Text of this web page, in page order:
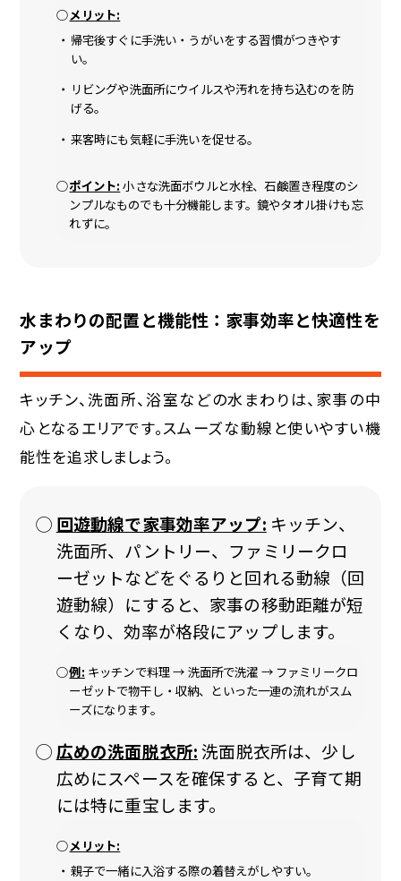
メリット:
帰宅後すぐに手洗い・うがいをする習慣がつきやす
い。
リビングや洗面所にウイルスや汚れを持ち込むのを防
げる。
来客時にも気軽に手洗いを促せる。
ポイント: 小さな洗面ボウルと水栓、石鹸置き程度のシ
ンプルなものでも十分機能します。鏡やタオル掛けも忘
れずに。
水まわりの配置と機能性：家事効率と快適性を
アップ
キッチン、洗面所、浴室などの水まわりは、家事の中
心となるエリアです。スムーズな動線と使いやすい機
能性を追求しましょう。
回遊動線で家事効率アップ: キッチン、
洗面所、パントリー、ファミリークロ
ーゼットなどをぐるりと回れる動線（回
遊動線）にすると、家事の移動距離が短
くなり、効率が格段にアップします。
例: キッチンで料理 → 洗面所で洗濯 → ファミリークロ
ーゼットで物干し・収納、といった一連の流れがスム
ーズになります。
広めの洗面脱衣所: 洗面脱衣所は、少し
広めにスペースを確保すると、子育て期
には特に重宝します。
メリット:
親子で一緒に入浴する際の着替えがしやすい。